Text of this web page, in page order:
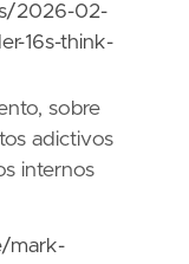
2026-02-
16s-think-
sobre
adictivos
internos
mark-